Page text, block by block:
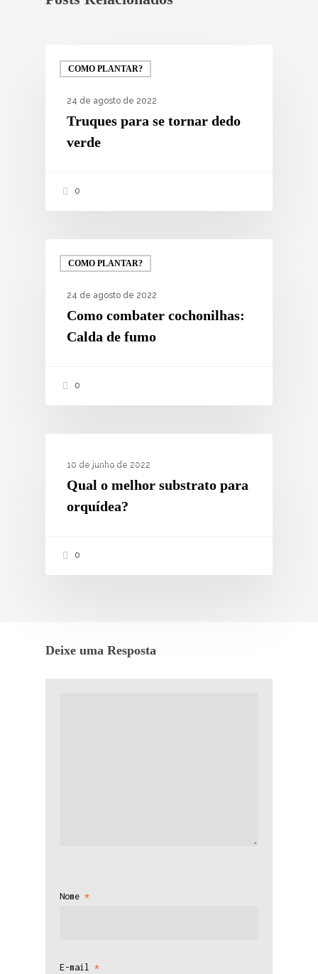
COMO PLANTAR?
24 de agosto de 2022
Truques para se tornar dedo
verde
0
COMO PLANTAR?
24 de agosto de 2022
Como combater cochonilhas:
Calda de fumo
0
10 de junho de 2022
Qual o melhor substrato para
orquídea?
0
Deixe uma Resposta
Nome *
E-mail *